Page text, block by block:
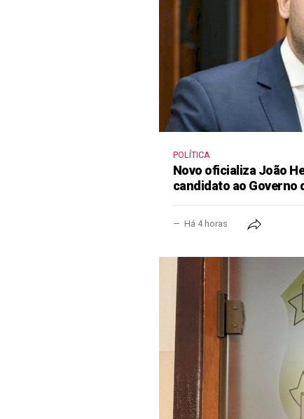
POLÍTICA
Novo oficializa João
candidato ao Governo
Há 4 horas